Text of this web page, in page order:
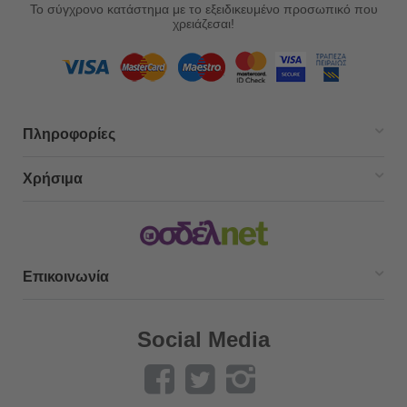
Το σύγχρονο κατάστημα με το εξειδικευμένο προσωπικό που
χρειάζεσαι!
Πληροφορίες
Χρήσιμα
Επικοινωνία
Social Media